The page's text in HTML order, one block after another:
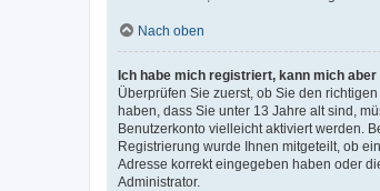
Nach oben
Ich habe mich registriert, kann mich aber
Überprüfen Sie zuerst, ob Sie den
haben, dass Sie unter 13 Jahre alt sind,
Benutzerkonto vielleicht aktiviert werden.
Registrierung wurde Ihnen mitgeteilt, ob
Adresse korrekt eingegeben haben oder
Administrator.